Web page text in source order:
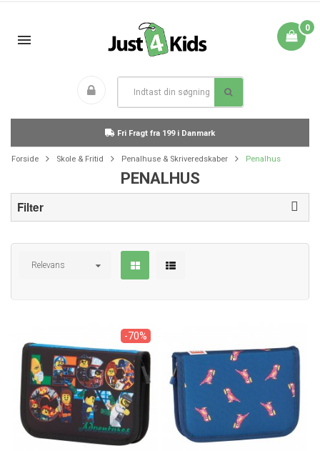
0
Fri Fragt fra 199 i Danmark
Forside Skole & Fritid Penalhuse & Skriveredskaber Penalhus
PENALHUS
Filter
Relevans
-70%